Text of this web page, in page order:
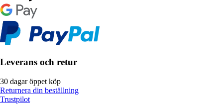
Leverans och retur
30 dagar öppet köp
Returnera din beställning
Trustpilot